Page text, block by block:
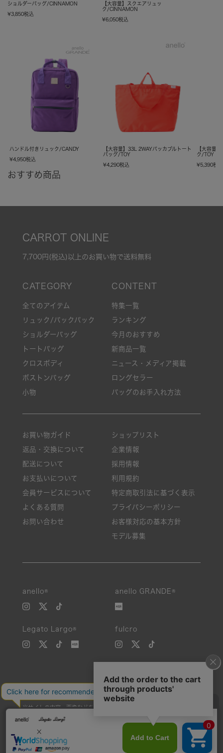
ショルダーバッグ/CINNAMON
¥3,850税込
【大容量】スクエアリュッ
ク/CINNAMON
¥6,050税込
ハンドル付きリュック/CANDY
¥4,950税込
【大容量】33L 2WAYパッカブルトート
バッグ/TOY
¥4,290税込
【大容量
ク/TOY
¥5,390税込
おすすめ商品
CARROT ONLINE
7,700円(税込)以上のお買い物で送料無料
全てのアイテム
リュック/バックパック
ショルダーバッグ
トートバッグ
クロスボディ
ボストンバッグ
小物
特集一覧
ランキング
今月のおすすめ
新商品一覧
ニュース・メディア掲載
ロングセラー
バッグのお手入れ方法
お買い物ガイド
返品・交換について
配送について
お支払いについて
会員サービスについて
よくある質問
お問い合わせ
ショップリスト
企業情報
採用情報
利用規約
特定商取引法に基づく表示
プライバシーポリシー
お客様対応の基本方針
モデル募集
anello® anello GRANDE®
Legato Largo® fulcro
当サイトの内容、画像などを無断で複製、転載、第三者への譲渡などを
Unauthorized reproduction, duplication, or redistribution of any
images or content from this website is strictly prohibited.